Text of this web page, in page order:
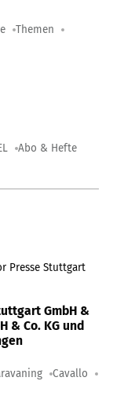
Themen
Abo & Hefte
Presse Stuttgart
GmbH &
& Co. KG und
Cavallo